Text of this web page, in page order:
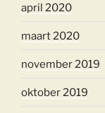
april 2020
maart 2020
november 2019
oktober 2019